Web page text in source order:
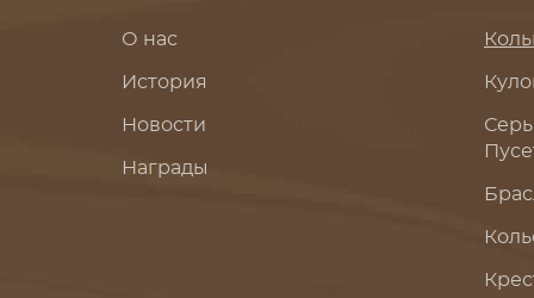
О нас
История
Новости
Награды